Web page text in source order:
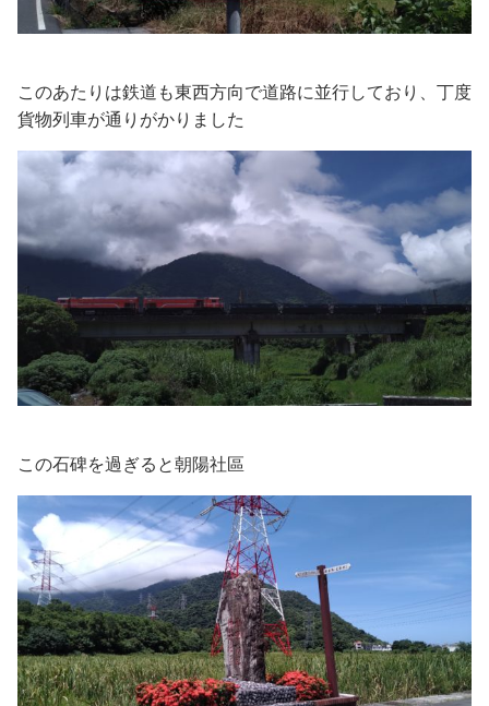
このあたりは鉄道も東西方向で道路に並行しており、丁度
貨物列車が通りがかりました
この石碑を過ぎると朝陽社區